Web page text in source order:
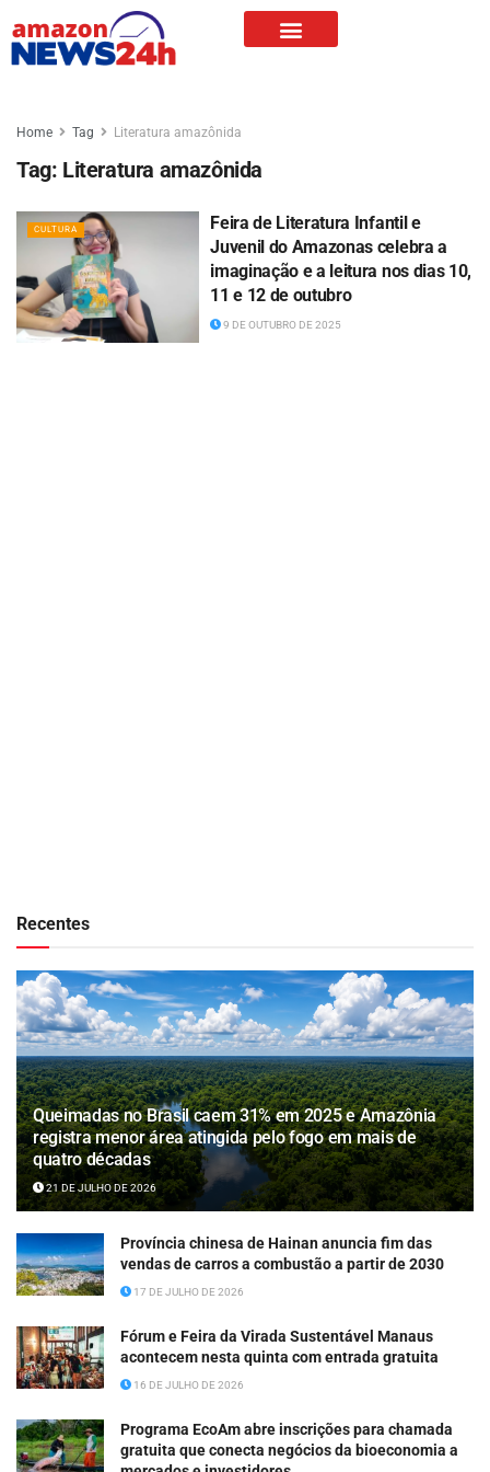
Home Tag Literatura amazônida
Tag: Literatura amazônida
CULTURA
Feira de Literatura Infantil e
Juvenil do Amazonas celebra a
imaginação e a leitura nos dias 10,
11 e 12 de outubro
9 DE OUTUBRO DE 2025
Recentes
Queimadas no Brasil caem 31% em 2025 e Amazônia
registra menor área atingida pelo fogo em mais de
quatro décadas
21 DE JULHO DE 2026
Província chinesa de Hainan anuncia fim das
vendas de carros a combustão a partir de 2030
17 DE JULHO DE 2026
Fórum e Feira da Virada Sustentável Manaus
acontecem nesta quinta com entrada gratuita
16 DE JULHO DE 2026
Programa EcoAm abre inscrições para chamada
gratuita que conecta negócios da bioeconomia a